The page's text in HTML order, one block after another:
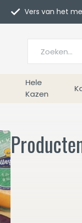
Hele
Kazen
Vers van het mes